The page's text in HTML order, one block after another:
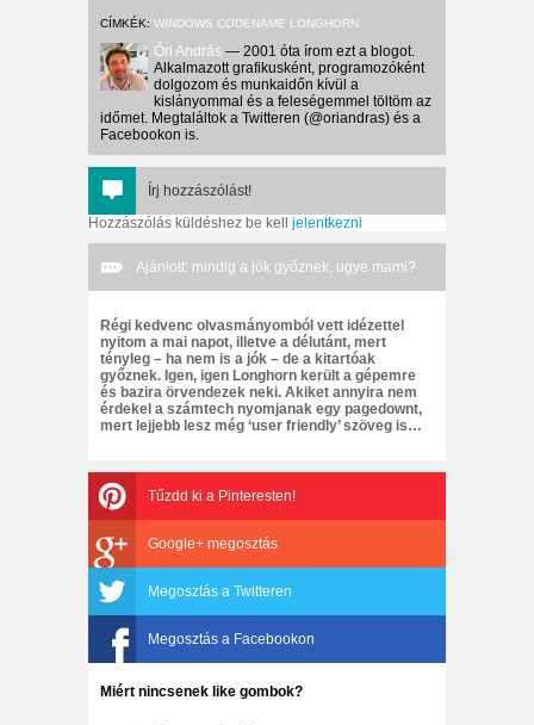
CÍMKÉK: WINDOWS CODENAME LONGHORN
Őri András — 2001 óta írom ezt a blogot.
Alkalmazott grafikusként, programozóként
dolgozom és munkaidőn kívül a
kislányommal és a feleségemmel töltöm az
időmet. Megtaláltok a Twitteren (@oriandras) és a
Facebookon is.
Írj hozzászólást!
Hozzászólás küldéshez be kell jelentkezni
Ajánlott: mindig a jók győznek, ugye mami?
Régi kedvenc olvasmányomból vett idézettel
nyitom a mai napot, illetve a délutánt, mert
tényleg – ha nem is a jók – de a kitartóak
győznek. Igen, igen Longhorn került a gépemre
és bazira örvendezek neki. Akiket annyira nem
érdekel a számtech nyomjanak egy pagedownt,
mert lejjebb lesz még ‘user friendly’ szöveg is…
Tűzdd ki a Pinteresten!
Google+ megosztás
Megosztás a Twitteren
Megosztás a Facebookon
Miért nincsenek like gombok?